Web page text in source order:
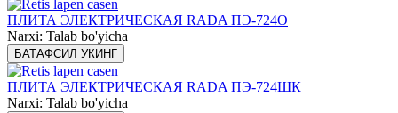
ПЛИТА ЭЛЕКТРИЧЕСКАЯ RADA ПЭ-724О
Narxi: Talab bo'yicha
БАТАФСИЛ УКИНГ
ПЛИТА ЭЛЕКТРИЧЕСКАЯ RADA ПЭ-724ШК
Narxi: Talab bo'yicha